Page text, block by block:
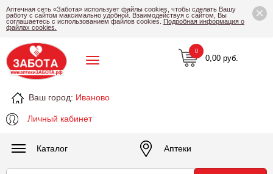
×
Аптечная сеть «Забота» использует файлы cookies, чтобы сделать Вашу
работу с сайтом максимально удобной. Взаимодействуя с сайтом, Вы
соглашаетесь с использованием файлов cookies. Подробная информация о
файлах cookies.
Ваш город: Иваново
Личный кабинет
0,00 руб.
0
Каталог Аптеки